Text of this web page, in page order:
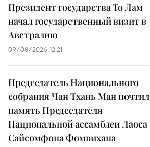
Президент государства То Лам
начал государственный визит в
Австралию
09/08/2026 12:21
Председатель Национального
собрания Чан Тхань Ман почтил
память Председателя
Национальной ассамблеи Лаоса
Сайсомфона Фомвихана